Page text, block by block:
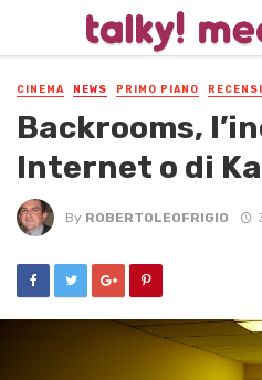
CINEMA NEWS PRIMO PIANO
Backrooms,
Internet o di
By ROBERTOLEOFRIGIO